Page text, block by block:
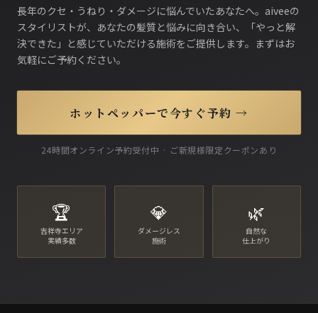
長年のクセ・うねり・ダメージに悩んでいたあなたへ。aiveeの
スタイリストが、あなたの髪質と悩みに向き合い、「やっと解
決できた」と感じていただける施術をご提供します。まずはお
気軽にご予約ください。
ホットペッパーで今すぐ予約 →
24時間オンライン予約受付中 · ご新規様限定クーポンあり
🏆
吉祥寺エリア
実績多数
💎
ダメージレス
施術
🌿
自然な
仕上がり